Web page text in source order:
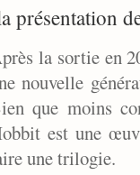
présentation
la sortie en
nouvelle
que moins
est une
une trilogie.